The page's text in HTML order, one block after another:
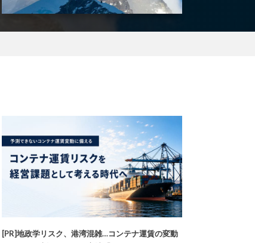
[PR]地政学リスク、港湾混雑…コンテナ運賃の変動